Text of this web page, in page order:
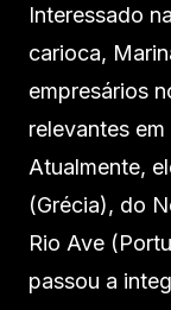
Interessado
carioca,
empresários
relevantes
Atualmente,
(Grécia), do
Rio Ave
passou a